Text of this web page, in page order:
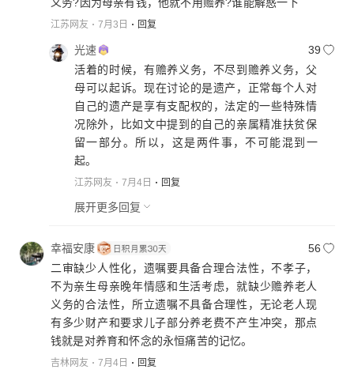
义务?因为母亲有钱，他就不用赡养?谁能解惑一下
江苏网友 7月3日 回复
光速
39
活着的时候，有赡养义务，不尽到赡养义务，父
母可以起诉。现在讨论的是遗产，正常每个人对
自己的遗产是享有支配权的，法定的一些特殊情
况除外，比如文中提到的自己的亲属精准扶贫保
留一部分。所以，这是两件事，不可能混到一
起。
江苏网友 7月4日 回复
展开更多回复
幸福安康
56
二审缺少人性化，遗嘱要具备合理合法性，不孝子，
不为亲生母亲晚年情感和生活考虑，就缺少赡养老人
义务的合法性，所立遗嘱不具备合理性，无论老人现
有多少财产和要求儿子部分养老费不产生冲突，那点
钱就是对养育和怀念的永恒痛苦的记忆。
吉林网友 7月4日 回复